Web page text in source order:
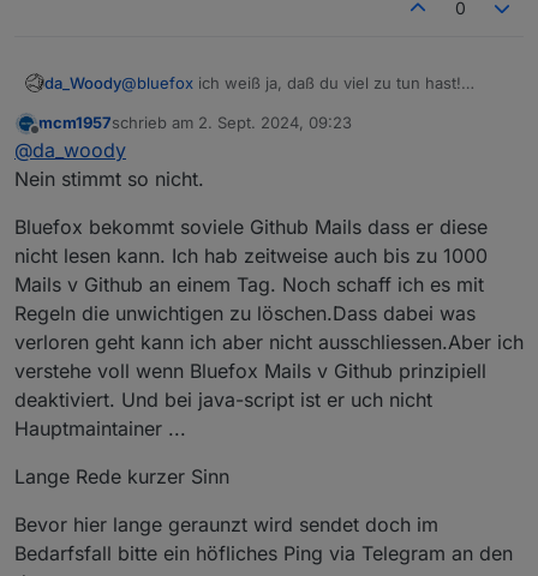
0
da_Woody@bluefox ich weiß ja, daß du viel zu tun hast!
Issue Benachrichtigungen...
Bin auch nur durch Zufall drauf gekommen. Ich
mache ja nicht täglich eine rule. Dann
hat. Ergo ans Issue angehängt.
Lieblings Projekt. Ist rein subjektiv! Obwohl für
kleine Dinge viel einfacher als blockly/js.
Offline
mcm1957schrieb am 2. Sept. 2024, 09:23
zuletzt editiert von
@da_woody
Nein stimmt so nicht.
Bluefox bekommt soviele Github Mails dass er diese
nicht lesen kann. Ich hab zeitweise auch bis zu 1000
Mails v Github an einem Tag. Noch schaff ich es mit
Regeln die unwichtigen zu löschen.Dass dabei was
verloren geht kann ich aber nicht ausschliessen.Aber ich
verstehe voll wenn Bluefox Mails v Github prinzipiell
deaktiviert. Und bei java-script ist er uch nicht
Hauptmaintainer ...
Lange Rede kurzer Sinn
Bevor hier lange geraunzt wird sendet doch im
Bedarfsfall bitte ein höfliches Ping via Telegram an den